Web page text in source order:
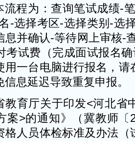
流程为：查询笔试成绩-
-选择考区-选择类别-选
息并确认-等待网上审核-
考试费（完成面试报名
用一台电脑进行报名，请
息延迟导致重复申报。
教育厅关于印发<河北省
案>的通知》（冀教师〔
格人员体检标准及办法（